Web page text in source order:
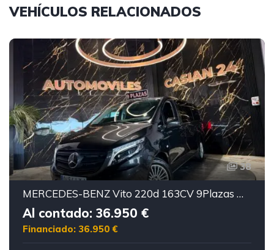
VEHÍCULOS RELACIONADOS
38
MERCEDES-BENZ Vito 220d 163CV 9Plazas Motor mercedes con cadena irrompible
Al contado: 36.950 €
Financiado: 36.950 €